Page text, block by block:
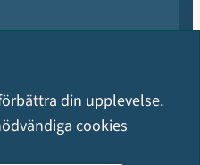
din upplevelse.
cookies